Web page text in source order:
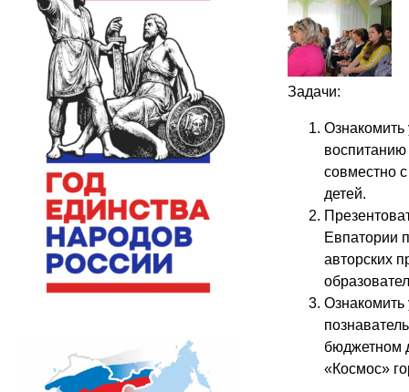
Задачи:
Ознакомить
совместно
детей.
Евпатории
авторских
Ознакомить
бюджетном
«Космос»